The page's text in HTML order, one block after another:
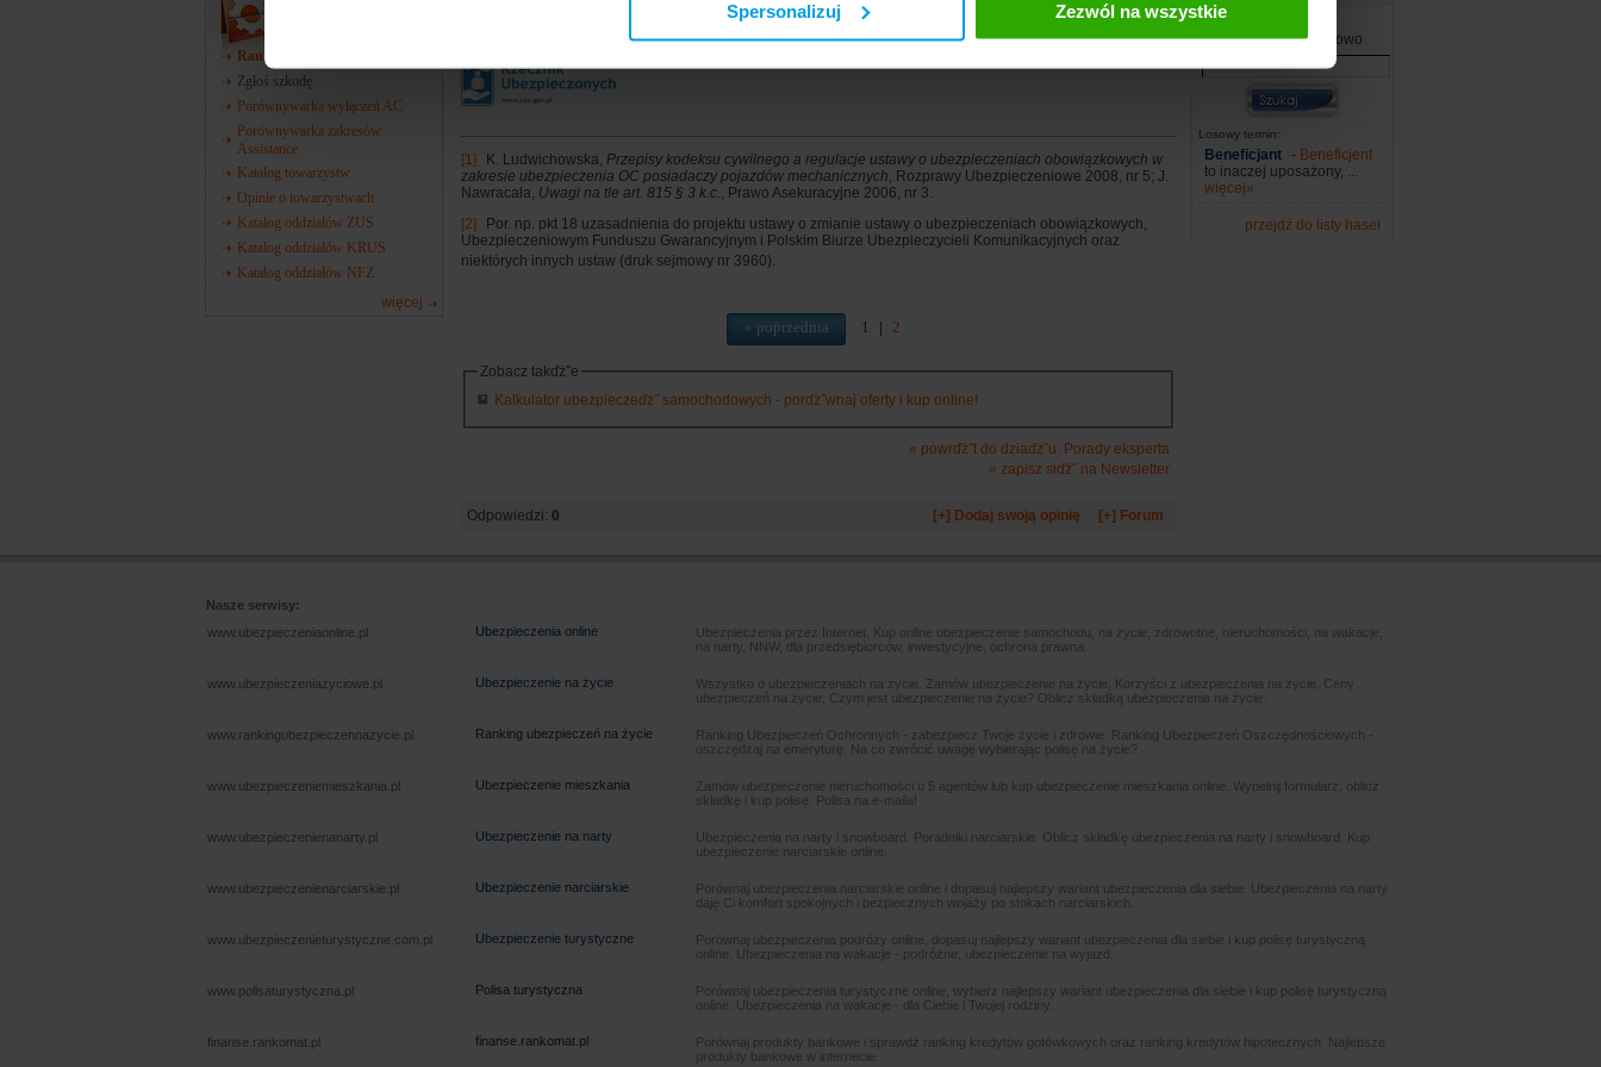
Spersonalizuj Zezwól na wszystkie
Ranking towarzystw
Zgłoś szkodę
Porównywarka wyłączeń AC
Porównywarka zakresów
Assistance
Katalog towarzystw
Opinie o towarzystwach
Katalog oddziałów ZUS
Katalog oddziałów KRUS
Katalog oddziałów NFZ
więcej
Portal Rzecznika Ubezpieczonych
[1] K. Ludwichowska, Przepisy kodeksu cywilnego a regulacje ustawy o ubezpieczeniach obowiązkowych w
zakresie ubezpieczenia OC posiadaczy pojazdów mechanicznych, Rozprawy Ubezpieczeniowe 2008, nr 5; J.
Nawracała, Uwagi na tle art. 815 § 3 k.c., Prawo Asekuracyjne 2006, nr 3.
[2]
Por. np. pkt 18 uzasadnienia do projektu ustawy o zmianie ustawy o ubezpieczeniach obowiązkowych,
Ubezpieczeniowym Funduszu Gwarancyjnym i Polskim Biurze Ubezpieczycieli Komunikacyjnych oraz
niektórych innych ustaw (druk sejmowy nr 3960).
« poprzednia 1 2
Zobacz takďż˝e
Kalkulator ubezpieczeďż˝ samochodowych - porďż˝wnaj oferty i kup online!
« powrďż˝t do dziaďż˝u: Porady eksperta
« zapisz siďż˝ na Newsletter
Odpowiedzi: 0 [+] Dodaj swoją opinię [+] Forum
Wpisz szukane słowo
Losowy termin:
Beneficjant - Beneficjent
to inaczej uposażony, ...
więcej»
przejdź do listy haseł
Nasze serwisy:
www.ubezpieczeniaonline.pl
Ubezpieczenia online
Ubezpieczenia przez Internet. Kup online ubezpieczenie samochodu, na życie, zdrowotne, nieruchomości, na wakacje,
na narty, NNW, dla przedsiębiorców, inwestycyjne, ochrona prawna.
www.ubezpieczeniazyciowe.pl Ubezpieczenie na życie
Wszystko o ubezpieczeniach na życie. Zamów ubezpieczenie na życie, Korzyści z ubezpieczenia na życie, Ceny
ubezpieczeń na życie, Czym jest ubezpieczenie na życie? Oblicz składką ubezpieczenia na życie.
www.rankingubezpieczennazycie.pl Ranking ubezpieczeń na życie
Ranking Ubezpieczeń Ochronnych - zabezpiecz Twoje życie i zdrowie. Ranking Ubezpieczeń Oszczędnościowych -
oszczędzaj na emeryturę. Na co zwrócić uwagę wybierając polisę na życie?
www.ubezpieczeniemieszkania.pl Ubezpieczenie mieszkania
Zamów ubezpieczenie nieruchomości u 5 agentów lub kup ubezpieczenie mieszkania online. Wypełnij formularz, oblicz
składkę i kup polisę. Polisa na e-maila!
www.ubezpieczenienanarty.pl Ubezpieczenie na narty
Ubezpieczenia na narty i snowboard. Poradniki narciarskie. Oblicz składkę ubezpieczenia na narty i snowboard. Kup
ubezpieczenie narciarskie online.
www.ubezpieczenienarciarskie.pl Ubezpieczenie narciarskie
Porównaj ubezpieczenia narciarskie online i dopasuj najlepszy wariant ubezpieczenia dla siebie. Ubezpieczenia na narty
daję Ci komfort spokojnych i bezpiecznych wojaży po stokach narciarskich.
www.ubezpieczenieturystyczne.com.pl Ubezpieczenie turystyczne
Porównaj ubezpieczenia podróży online, dopasuj najlepszy wariant ubezpieczenia dla siebie i kup polisę turystyczną
online. Ubezpieczenia na wakacje - podróżne, ubezpieczenie na wyjazd.
www.polisaturystyczna.pl Polisa turystyczna
Porównaj ubezpieczenia turystyczne online, wybierz najlepszy wariant ubezpieczenia dla siebie i kup polisę turystyczną
online. Ubezpieczenia na wakacje - dla Ciebie i Twojej rodziny.
finanse.rankomat.pl finanse.rankomat.pl
Porównaj produkty bankowe i sprawdź ranking kredytów gotówkowych oraz ranking kredytów hipotecznych. Najlepsze
produkty bankowe w internecie.